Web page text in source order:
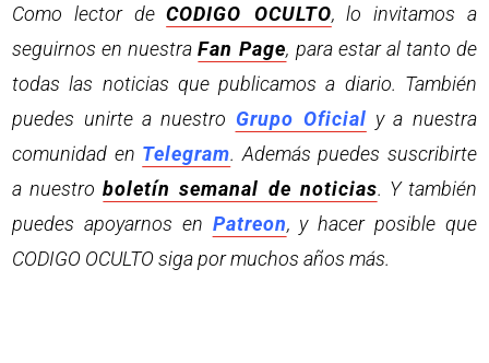
Como lector deCODIGO OCULTO, lo invitamos a
seguirnos en nuestraFan Page, para estar al tanto de
todas las noticias que publicamos a diario. También
puedes unirte a nuestro Grupo Oficial y a nuestra
comunidad en Telegram. Además puedes suscribirte
a nuestroboletín semanal de noticias. Y también
puedes apoyarnos en Patreon, y hacer posible que
CODIGO OCULTO siga por muchos años más.